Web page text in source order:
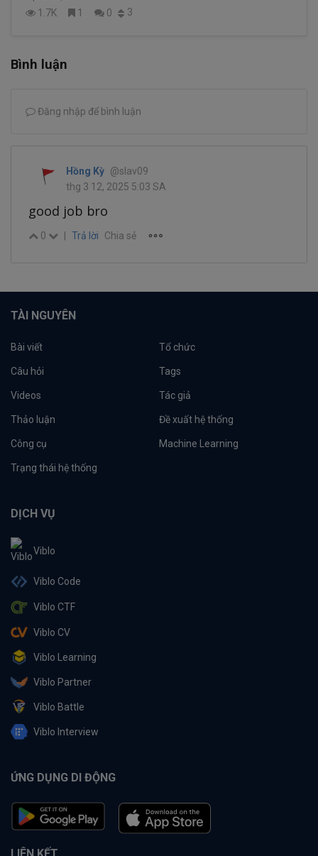
1.7K 1 0 3
Bình luận
Đăng nhập để bình luận
Hồng Kỳ @slav09
thg 3 12, 2025 5:03 SA
good job bro
0 Trả lời Chia sẻ
TÀI NGUYÊN
Bài viết Tổ chức
Câu hỏi Tags
Videos Tác giả
Thảo luận Đề xuất hệ thống
Công cụ Machine Learning
Trạng thái hệ thống
DỊCH VỤ
Viblo
Viblo Code
Viblo CTF
Viblo CV
Viblo Learning
Viblo Partner
Viblo Battle
Viblo Interview
ỨNG DỤNG DI ĐỘNG